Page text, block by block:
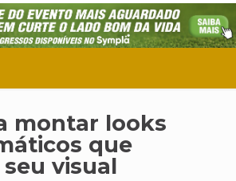
montar looks
que
visual